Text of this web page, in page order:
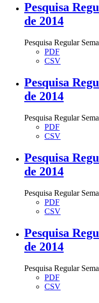
Pesquisa
de 2014
Pesquisa Regular
PDF
CSV
Pesquisa
de 2014
Pesquisa Regular
PDF
CSV
Pesquisa
de 2014
Pesquisa Regular
PDF
CSV
Pesquisa
de 2014
Pesquisa Regular
PDF
CSV